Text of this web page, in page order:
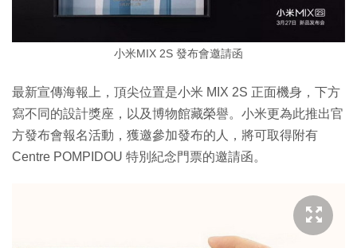
小米MIX 2S 發布會邀請函
最新宣傳海報上，頂尖位置是小米 MIX 2S 正面機身，下方
寫不同的設計獎座，以及博物館藏榮譽。小米更為此推出官
方發布會報名活動，獲邀參加發布的人，將可取得附有
Centre POMPIDOU 特別紀念門票的邀請函。